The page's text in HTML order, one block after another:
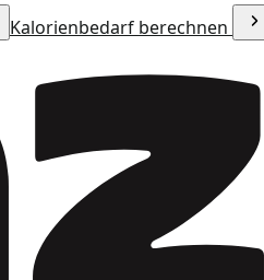
Kalorienbedarf berechnen